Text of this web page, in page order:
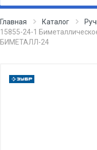
Главная Каталог
15855-24-1
БИМЕТАЛЛ-24